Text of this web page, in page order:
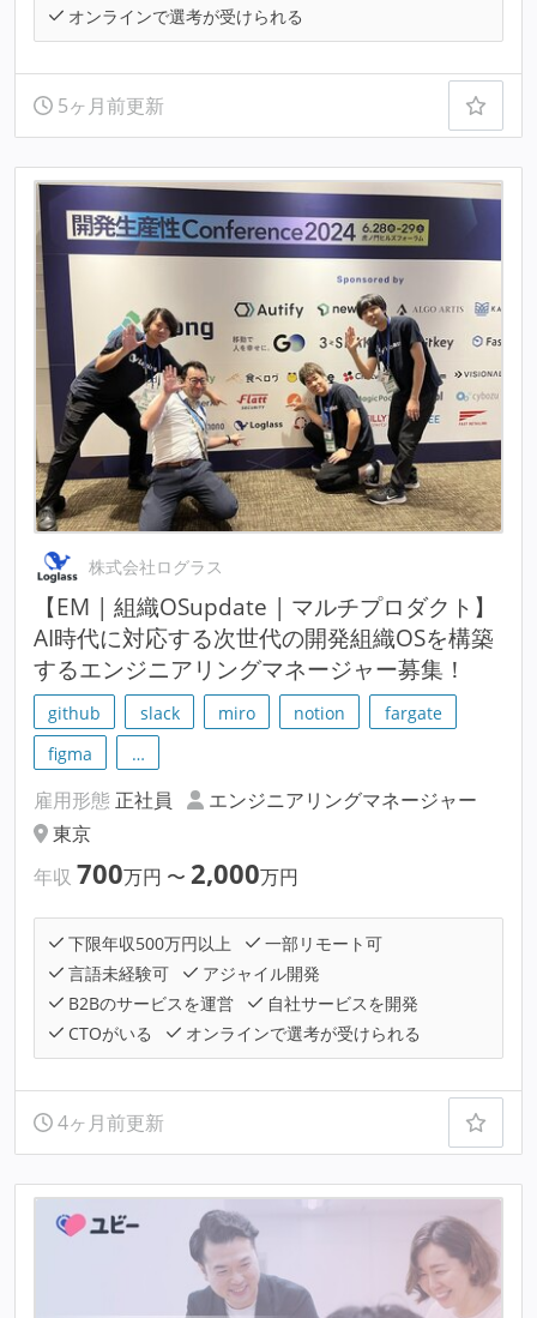
オンラインで選考が受けられる
5ヶ月前更新
株式会社ログラス
【EM | 組織OSupdate | マルチプロダクト】
AI時代に対応する次世代の開発組織OSを構築
するエンジニアリングマネージャー募集！
github slack miro notion
fargate
figma
…
雇用形態 正社員
エンジニアリングマネージャー
東京
年収 700万円 〜 2,000万円
下限年収500万円以上
一部リモート可
言語未経験可
アジャイル開発
B2Bのサービスを運営
自社サービスを開発
CTOがいる
オンラインで選考が受けられる
4ヶ月前更新